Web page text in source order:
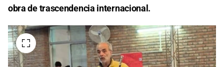
obra de trascendencia internacional.